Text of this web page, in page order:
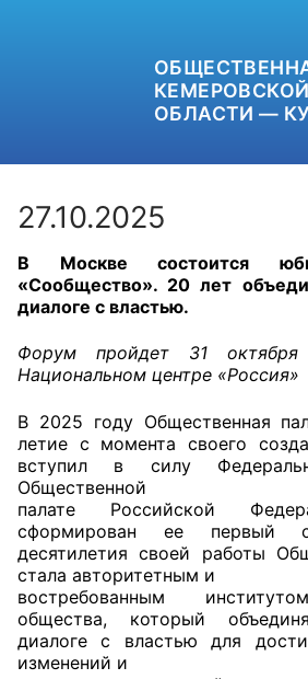
КЕМЕРОВСКОЙ
ОБЛАСТИ —
+7 (3842) 58-82-
ОБРАТНАЯ СВЯЗЬ
Главная
Общественные советы
Общественные советы при
органах федеральных органов
27.10.2025
В Москве состоится
«Сообщество». 20 лет
диалоге с властью.
Форум пройдет 31
Национальном центре «Россия»
В 2025 году Общественная
летие с момента своего
вступил в силу
Общественной
палате Российской
сформирован ее первый
десятилетия своей работы
стала авторитетным и
востребованным
общества, который
диалоге с властью для
изменений и